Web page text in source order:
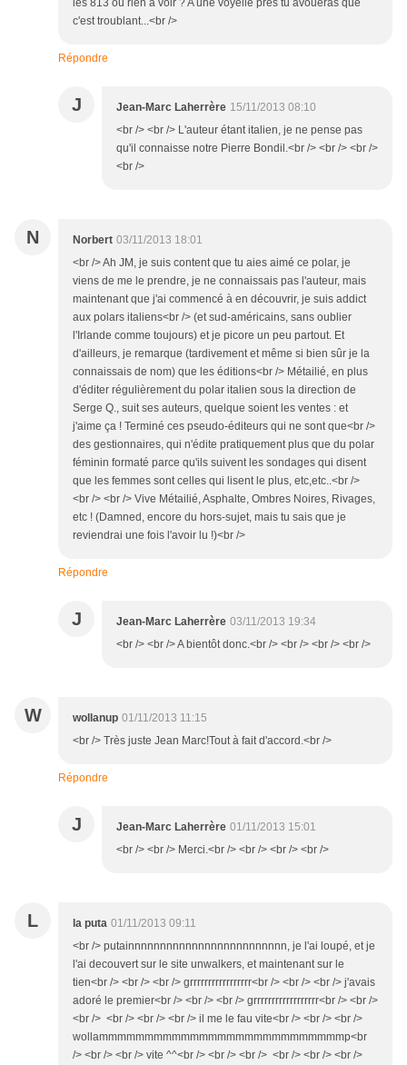
les 813 ou rien à voir ? A une voyelle près tu avoueras que
c'est troublant...<br />
Répondre
J Jean-Marc Laherrère 15/11/2013 08:10
<br /> <br /> L'auteur étant italien, je ne pense pas
qu'il connaisse notre Pierre Bondil.<br /> <br /> <br />
<br />
N Norbert 03/11/2013 18:01
<br /> Ah JM, je suis content que tu aies aimé ce polar, je
viens de me le prendre, je ne connaissais pas l'auteur, mais
maintenant que j'ai commencé à en découvrir, je suis addict
aux polars italiens<br /> (et sud-américains, sans oublier
l'Irlande comme toujours) et je picore un peu partout. Et
d'ailleurs, je remarque (tardivement et même si bien sûr je la
connaissais de nom) que les éditions<br /> Métailié, en plus
d'éditer régulièrement du polar italien sous la direction de
Serge Q., suit ses auteurs, quelque soient les ventes : et
j'aime ça ! Terminé ces pseudo-éditeurs qui ne sont que<br />
des gestionnaires, qui n'édite pratiquement plus que du polar
féminin formaté parce qu'ils suivent les sondages qui disent
que les femmes sont celles qui lisent le plus, etc,etc..<br />
<br /> <br /> Vive Métailié, Asphalte, Ombres Noires, Rivages,
etc ! (Damned, encore du hors-sujet, mais tu sais que je
reviendrai une fois l'avoir lu !)<br />
Répondre
J Jean-Marc Laherrère 03/11/2013 19:34
<br /> <br /> A bientôt donc.<br /> <br /> <br /> <br />
W wollanup 01/11/2013 11:15
<br /> Très juste Jean Marc!Tout à fait d'accord.<br />
Répondre
J Jean-Marc Laherrère 01/11/2013 15:01
<br /> <br /> Merci.<br /> <br /> <br /> <br />
L la puta 01/11/2013 09:11
<br /> putainnnnnnnnnnnnnnnnnnnnnnnnn, je l'ai loupé, et je
l'ai decouvert sur le site unwalkers, et maintenant sur le
tien<br /> <br /> <br /> grrrrrrrrrrrrrrrrr<br /> <br /> <br /> j'avais
adoré le premier<br /> <br /> <br /> grrrrrrrrrrrrrrrrrr<br /> <br />
<br /> <br /> <br /> <br /> il me le fau vite<br /> <br /> <br />
wollammmmmmmmmmmmmmmmmmmmmmmmmmmp<br
/> <br /> <br /> vite ^^<br /> <br /> <br /> <br /> <br /> <br />